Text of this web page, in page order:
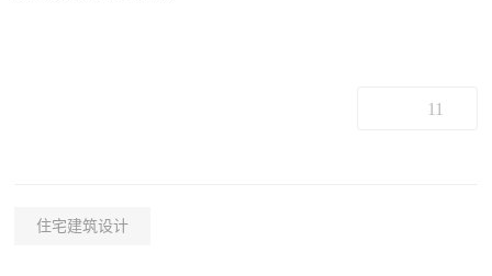
11
住宅建筑设计